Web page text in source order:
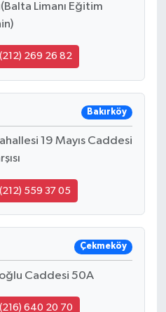
Limanı Eğitim
269 26 82
Bakırköy
19 Mayıs Caddesi
559 37 05
Çekmeköy
Caddesi 50A
640 20 70